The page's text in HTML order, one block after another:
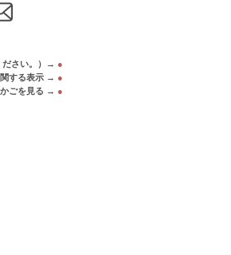
ださい。）→ ●
する表示 → ●
ごを見る → ●